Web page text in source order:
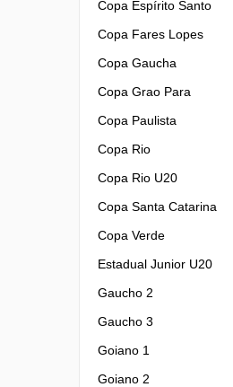
Copa Espírito Santo
Copa Fares Lopes
Copa Gaucha
Copa Grao Para
Copa Paulista
Copa Rio
Copa Rio U20
Copa Santa Catarina
Copa Verde
Estadual Junior U20
Gaucho 2
Gaucho 3
Goiano 1
Goiano 2